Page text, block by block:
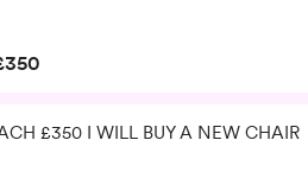
£350 I WILL BUY A NEW CHAIR